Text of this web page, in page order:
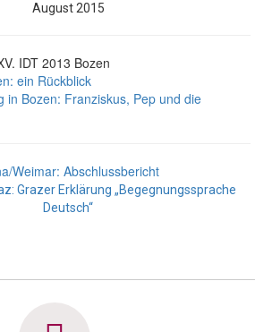
August 2015
IDT 2013 Bozen
ein Rückblick
in Bozen: Franziskus, Pep und die
Weimar: Abschlussbericht
Grazer Erklärung „Begegnungssprache
Deutsch“